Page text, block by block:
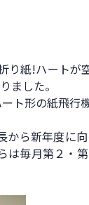
紙!ハート
ました。
ト形の紙飛行
ら新年度に
毎月第２・